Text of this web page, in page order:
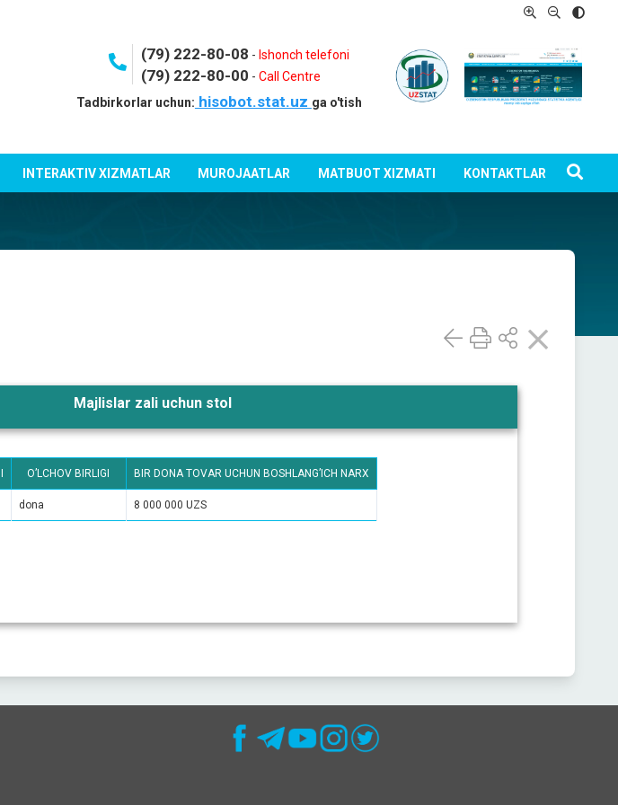
(79) 222-80-08 - Ishonch telefoni
(79) 222-80-00 -Call Centre
Tadbirkorlar uchun: hisobot.stat.uz ga o'tish
INTERAKTIV XIZMATLAR MUROJAATLAR MATBUOT XIZMATI KONTAKTLAR
Majlislar zali uchun stol
O’LCHOV BIRLIGI BIR DONA TOVAR UCHUN BOSHLANG’ICH NARX
dona 8 000 000 UZS